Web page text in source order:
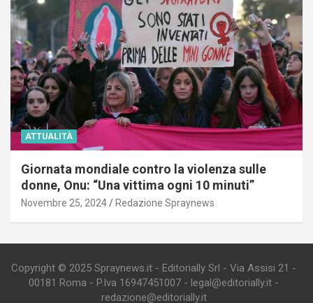
ATTUALITÀ
Giornata mondiale contro la violenza sulle
donne, Onu: “Una vittima ogni 10 minuti”
Novembre 25, 2024 Redazione Spraynews
Copyright © 2025 Spraynews.it - Editorially Srl - Via Assisi 21 -
00181 Roma - P.Iva 16947451007 - legal@editorially.it -
redazione@editorially.it